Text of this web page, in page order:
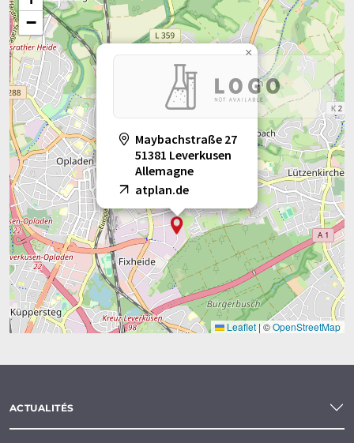
Maybachstraße 27
51381 Leverkusen
Allemagne
atplan.de
×
−
Leaflet |©OpenStreetMap
ACTUALITÉS